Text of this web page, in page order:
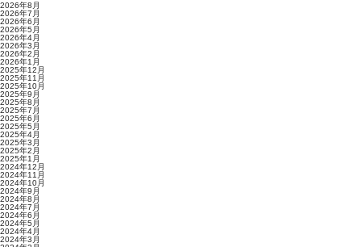
2026年8月
2026年7月
2026年6月
2026年5月
2026年4月
2026年3月
2026年2月
2026年1月
2025年12月
2025年11月
2025年10月
2025年9月
2025年8月
2025年7月
2025年6月
2025年5月
2025年4月
2025年3月
2025年2月
2025年1月
2024年12月
2024年11月
2024年10月
2024年9月
2024年8月
2024年7月
2024年6月
2024年5月
2024年4月
2024年3月